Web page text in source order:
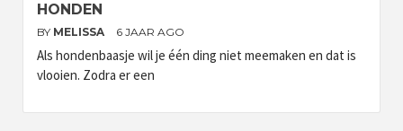
HONDEN
BY MELISSA 6 JAAR AGO
Als hondenbaasje wil je één ding niet meemaken en dat is
vlooien. Zodra er een